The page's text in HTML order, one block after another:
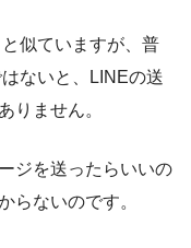
似ていますが、普
ないと、LINEの送
りません。
ジを送ったらいいの
らないのです。